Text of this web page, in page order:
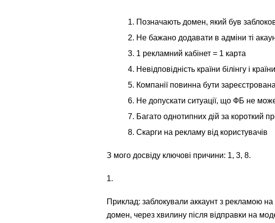
Позначають домен, який був
Не бажано додавати в адміни ті
1 рекламний кабінет = 1 карта
Невідповідність країни білінгу і
Компанії повинна бути
Не допускати ситуації, що ФБ не
Багато однотипних дій за короткий
Скарги на рекламу від користувачів
З мого досвіду ключові причини: 1, 3, 8.
1.
Приклад: заблокували аккаунт з рекламою
домен, через хвилину після відправки на